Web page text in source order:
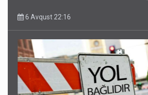
6 Avqust 22:16